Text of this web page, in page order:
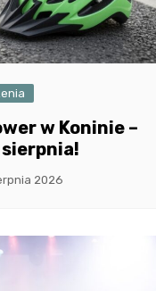
w Koninie –
2026